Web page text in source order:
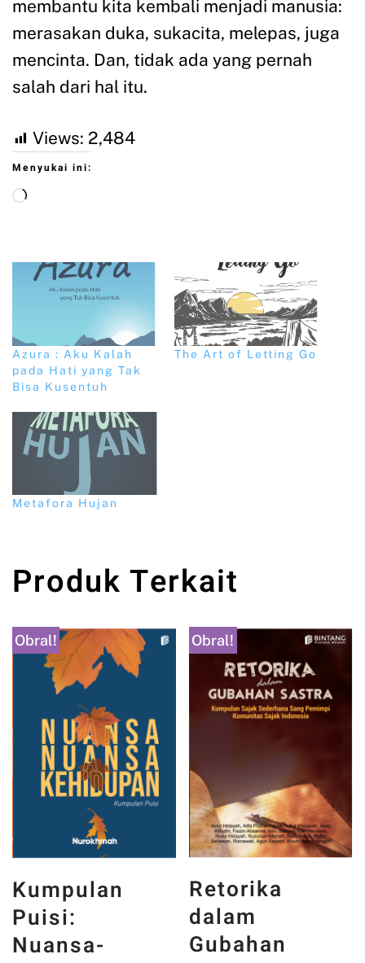
membantu kita kembali menjadi manusia:
merasakan duka, sukacita, melepas, juga
mencinta. Dan, tidak ada yang pernah
salah dari hal itu.
Views: 2,484
Menyukai ini:
Azura : Aku Kalah
pada Hati yang Tak
Bisa Kusentuh
The Art of Letting Go
Metafora Hujan
Produk Terkait
Obral!
Kumpulan
Puisi:
Nuansa-
Obral!
Retorika
dalam
Gubahan